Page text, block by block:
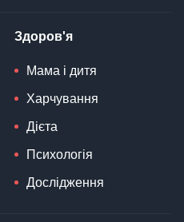
Здоров'я
Мама і дитя
Харчування
Дієта
Психологія
Дослідження